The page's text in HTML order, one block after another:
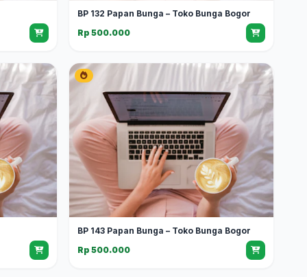
BP 132 Papan Bunga – Toko Bunga Bogor
Rp 500.000
BP 143 Papan Bunga – Toko Bunga Bogor
Rp 500.000